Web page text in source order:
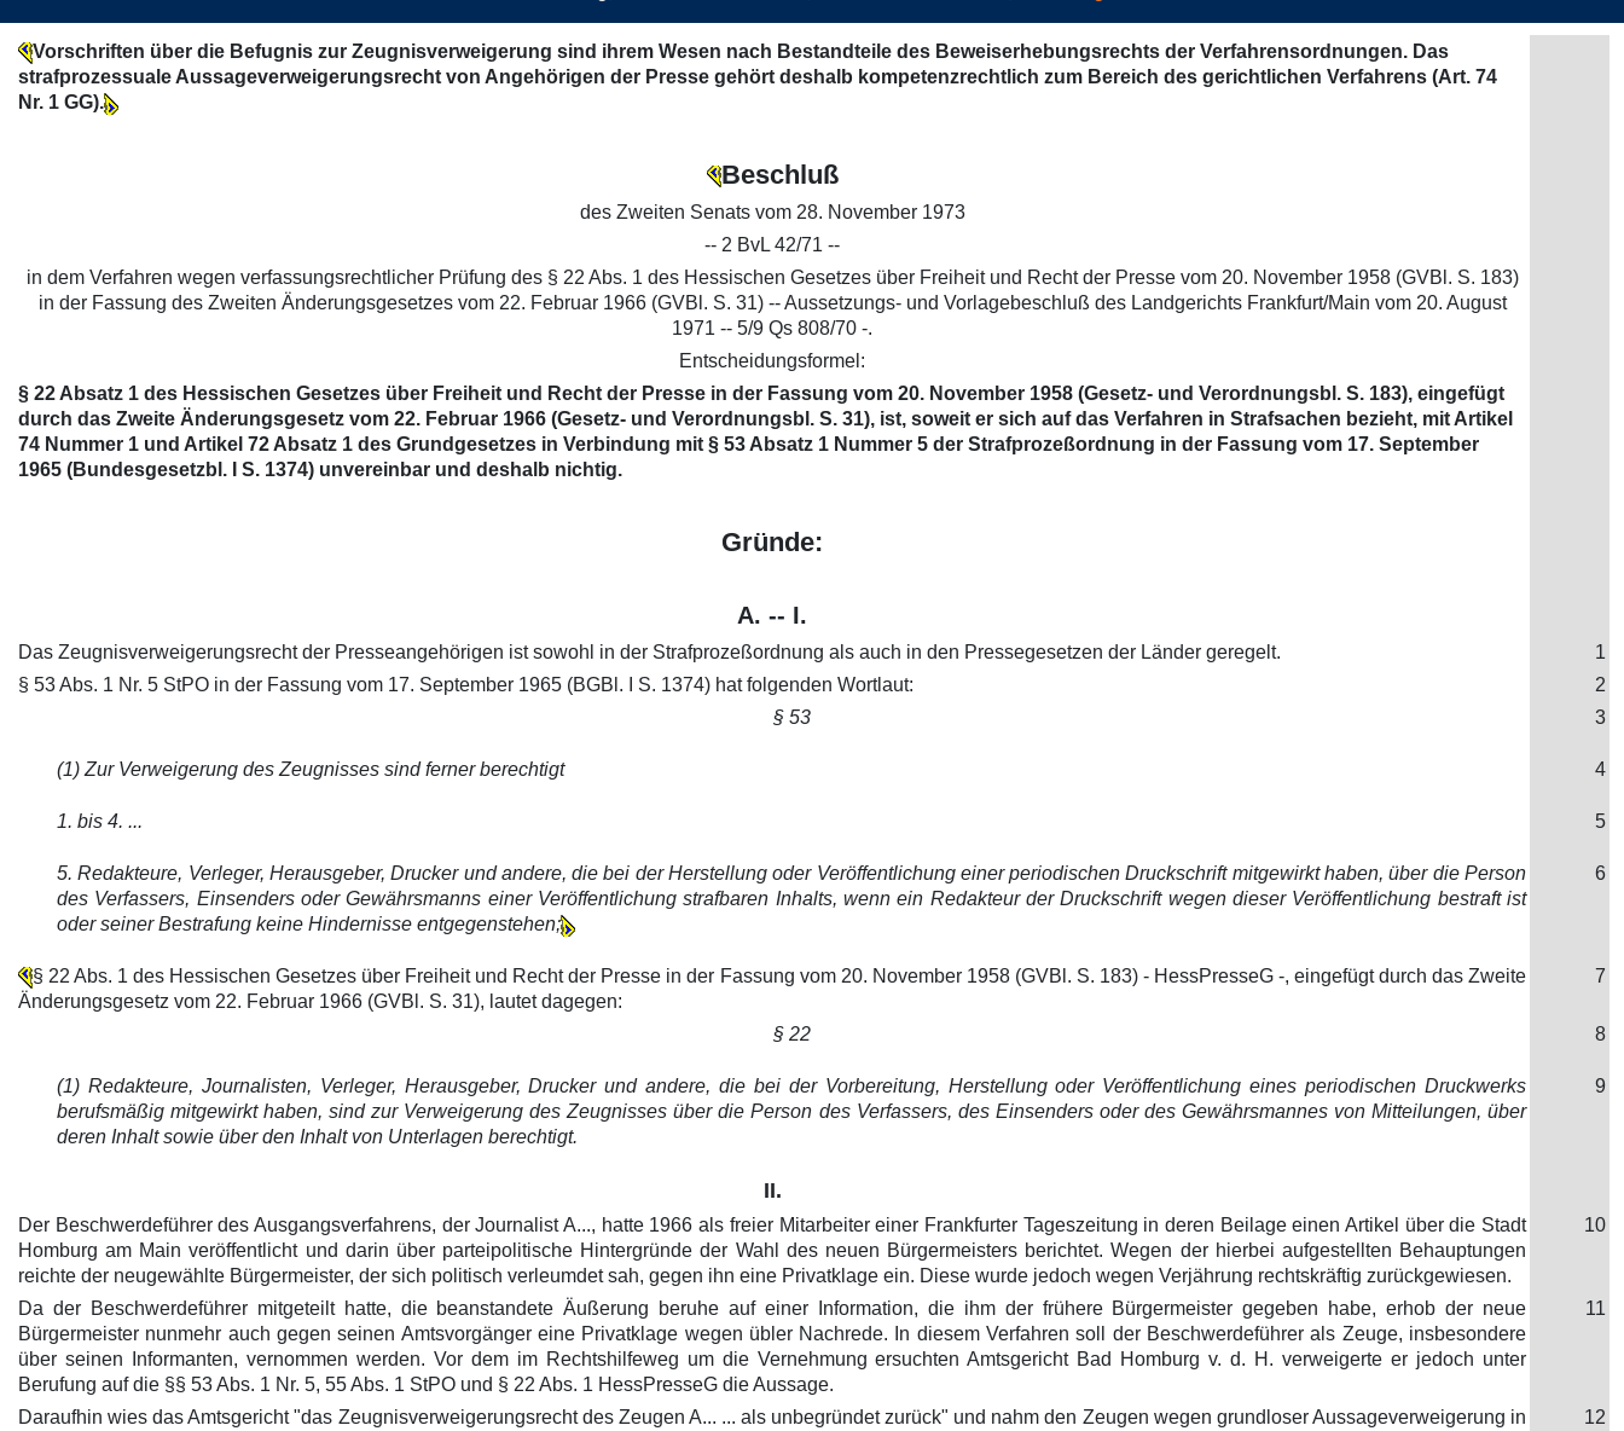
Vorschriften über die Befugnis zur Zeugnisverweigerung sind ihrem Wesen nach Bestandteile des Beweiserhebungsrechts der Verfahrensordnungen. Das
strafprozessuale Aussageverweigerungsrecht von Angehörigen der Presse gehört deshalb kompetenzrechtlich zum Bereich des gerichtlichen Verfahrens (Art. 74
Nr. 1 GG).
Beschluß
des Zweiten Senats vom 28. November 1973
-- 2 BvL 42/71 --
in dem Verfahren wegen verfassungsrechtlicher Prüfung des § 22 Abs. 1 des Hessischen Gesetzes über Freiheit und Recht der Presse vom 20. November 1958 (GVBl. S. 183)
in der Fassung des Zweiten Änderungsgesetzes vom 22. Februar 1966 (GVBl. S. 31) -- Aussetzungs- und Vorlagebeschluß des Landgerichts Frankfurt/Main vom 20. August
1971 -- 5/9 Qs 808/70 -.
Entscheidungsformel:
§ 22 Absatz 1 des Hessischen Gesetzes über Freiheit und Recht der Presse in der Fassung vom 20. November 1958 (Gesetz- und Verordnungsbl. S. 183), eingefügt
durch das Zweite Änderungsgesetz vom 22. Februar 1966 (Gesetz- und Verordnungsbl. S. 31), ist, soweit er sich auf das Verfahren in Strafsachen bezieht, mit Artikel
74 Nummer 1 und Artikel 72 Absatz 1 des Grundgesetzes in Verbindung mit § 53 Absatz 1 Nummer 5 der Strafprozeßordnung in der Fassung vom 17. September
1965 (Bundesgesetzbl. I S. 1374) unvereinbar und deshalb nichtig.
Gründe:
A. -- I.
Das Zeugnisverweigerungsrecht der Presseangehörigen ist sowohl in der Strafprozeßordnung als auch in den Pressegesetzen der Länder geregelt.
1
§ 53 Abs. 1 Nr. 5 StPO in der Fassung vom 17. September 1965 (BGBl. I S. 1374) hat folgenden Wortlaut:
2
§ 53
3
(1) Zur Verweigerung des Zeugnisses sind ferner berechtigt 4
1. bis 4. ... 5
5. Redakteure, Verleger, Herausgeber, Drucker und andere, die bei der Herstellung oder Veröffentlichung einer periodischen Druckschrift mitgewirkt haben, über die Person
des Verfassers, Einsenders oder Gewährsmanns einer Veröffentlichung strafbaren Inhalts, wenn ein Redakteur der Druckschrift wegen dieser Veröffentlichung bestraft ist
oder seiner Bestrafung keine Hindernisse entgegenstehen;
6
§ 22 Abs. 1 des Hessischen Gesetzes über Freiheit und Recht der Presse in der Fassung vom 20. November 1958 (GVBl. S. 183) - HessPresseG -, eingefügt durch das Zweite
Änderungsgesetz vom 22. Februar 1966 (GVBl. S. 31), lautet dagegen:
7
§ 22 8
(1) Redakteure, Journalisten, Verleger, Herausgeber, Drucker und andere, die bei der Vorbereitung, Herstellung oder Veröffentlichung eines periodischen Druckwerks
berufsmäßig mitgewirkt haben, sind zur Verweigerung des Zeugnisses über die Person des Verfassers, des Einsenders oder des Gewährsmannes von Mitteilungen, über
deren Inhalt sowie über den Inhalt von Unterlagen berechtigt.
9
II.
Der Beschwerdeführer des Ausgangsverfahrens, der Journalist A..., hatte 1966 als freier Mitarbeiter einer Frankfurter Tageszeitung in deren Beilage einen Artikel über die Stadt
Homburg am Main veröffentlicht und darin über parteipolitische Hintergründe der Wahl des neuen Bürgermeisters berichtet. Wegen der hierbei aufgestellten Behauptungen
reichte der neugewählte Bürgermeister, der sich politisch verleumdet sah, gegen ihn eine Privatklage ein. Diese wurde jedoch wegen Verjährung rechtskräftig zurückgewiesen.
10
Da der Beschwerdeführer mitgeteilt hatte, die beanstandete Äußerung beruhe auf einer Information, die ihm der frühere Bürgermeister gegeben habe, erhob der neue
Bürgermeister nunmehr auch gegen seinen Amtsvorgänger eine Privatklage wegen übler Nachrede. In diesem Verfahren soll der Beschwerdeführer als Zeuge, insbesondere
über seinen Informanten, vernommen werden. Vor dem im Rechtshilfeweg um die Vernehmung ersuchten Amtsgericht Bad Homburg v. d. H. verweigerte er jedoch unter
Berufung auf die §§ 53 Abs. 1 Nr. 5, 55 Abs. 1 StPO und § 22 Abs. 1 HessPresseG die Aussage.
11
Daraufhin wies das Amtsgericht "das Zeugnisverweigerungsrecht des Zeugen A... ... als unbegründet zurück" und nahm den Zeugen wegen grundloser Aussageverweigerung in
12